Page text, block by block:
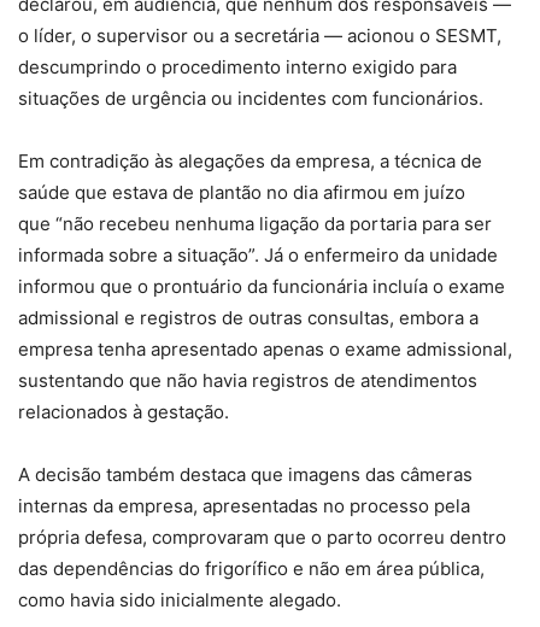
o líder, o supervisor ou a secretária — acionou o SESMT,
descumprindo o procedimento interno exigido para
situações de urgência ou incidentes com funcionários.
Em contradição às alegações da empresa, a técnica de
saúde que estava de plantão no dia afirmou em juízo
que “não recebeu nenhuma ligação da portaria para ser
informada sobre a situação”. Já o enfermeiro da unidade
informou que o prontuário da funcionária incluía o exame
admissional e registros de outras consultas, embora a
empresa tenha apresentado apenas o exame admissional,
sustentando que não havia registros de atendimentos
relacionados à gestação.
A decisão também destaca que imagens das câmeras
internas da empresa, apresentadas no processo pela
própria defesa, comprovaram que o parto ocorreu dentro
das dependências do frigorífico e não em área pública,
como havia sido inicialmente alegado.